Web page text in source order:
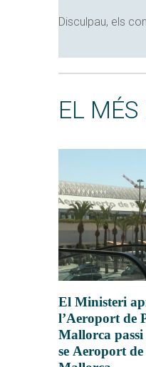
Disculpau, els
EL
El Ministeri
l’Aeroport de
Mallorca
se Aeroport